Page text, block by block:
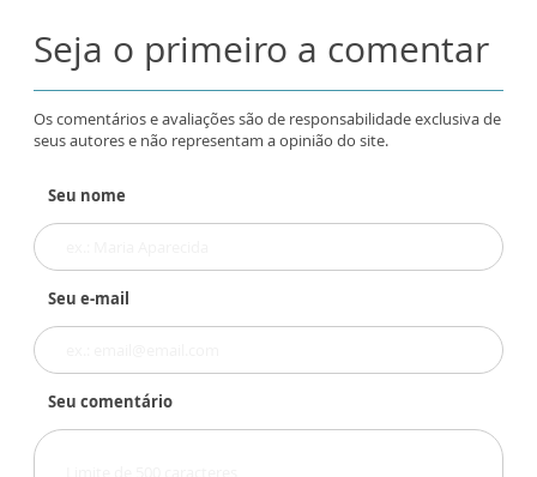
Seja o primeiro a comentar
Os comentários e avaliações são de responsabilidade exclusiva de
seus autores e não representam a opinião do site.
Seu nome
Seu e-mail
Seu comentário